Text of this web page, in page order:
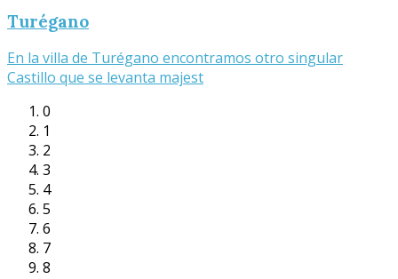
Turégano
En la villa de Turégano encontramos otro singular
Castillo que se levanta majest
0
1
2
3
4
5
6
7
8